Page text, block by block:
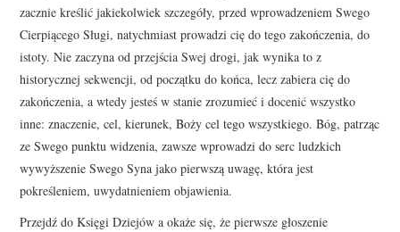
zacznie kreślić jakiekolwiek szczegóły, przed wprowadzeniem Swego
Cierpiącego Sługi, natychmiast prowadzi cię do tego zakończenia, do
istoty. Nie zaczyna od przejścia Swej drogi, jak wynika to z
historycznej sekwencji, od początku do końca, lecz zabiera cię do
zakończenia, a wtedy jesteś w stanie zrozumieć i docenić wszystko
inne: znaczenie, cel, kierunek, Boży cel tego wszystkiego. Bóg, patrząc
ze Swego punktu widzenia, zawsze wprowadzi do serc ludzkich
wywyższenie Swego Syna jako pierwszą uwagę, która jest
pokreśleniem, uwydatnieniem objawienia.
Przejdź do Księgi Dziejów a okaże się, że pierwsze głoszenie